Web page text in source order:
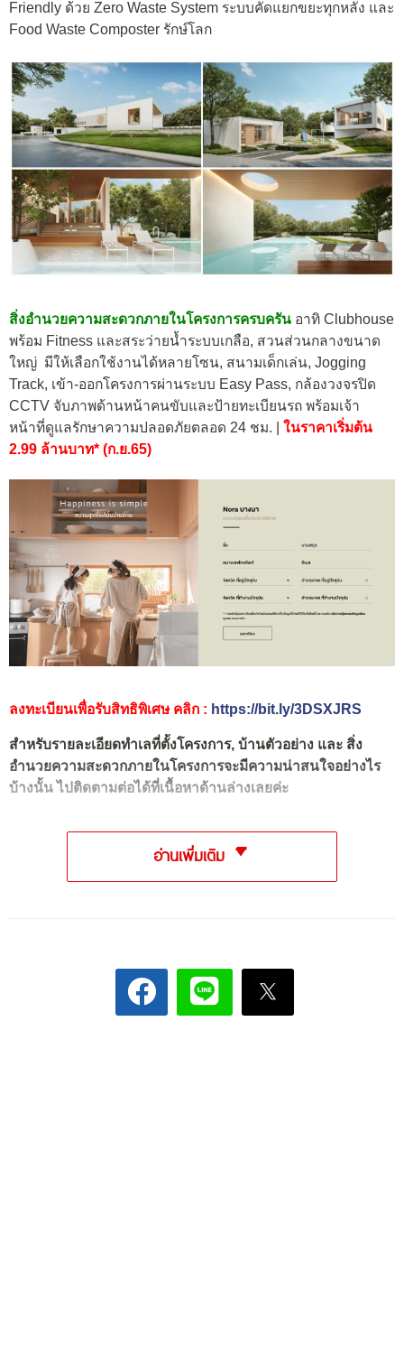
Friendly ด้วย Zero Waste System ระบบคัดแยกขยะทุกหลัง และ
Food Waste Composter รักษ์โลก
สิ่งอำนวยความสะดวกภายในโครงการครบครัน อาทิ Clubhouse
พร้อม Fitness และสระว่ายน้ำระบบเกลือ, สวนส่วนกลางขนาด
ใหญ่ มีให้เลือกใช้งานได้หลายโซน, สนามเด็กเล่น, Jogging
Track, เข้า-ออกโครงการผ่านระบบ Easy Pass, กล้องวงจรปิด
CCTV จับภาพด้านหน้าคนขับและป้ายทะเบียนรถ พร้อมเจ้า
หน้าที่ดูแลรักษาความปลอดภัยตลอด 24 ชม. | ในราคาเริ่มต้น
2.99 ล้านบาท* (ก.ย.65)
ลงทะเบียนเพื่อรับสิทธิพิเศษ คลิก : https://bit.ly/3DSXJRS
สำหรับรายละเอียดทำเลที่ตั้งโครงการ, บ้านตัวอย่าง และ สิ่ง
อำนวยความสะดวกภายในโครงการจะมีความน่าสนใจอย่างไร
บ้างนั้น ไปติดตามต่อได้ที่เนื้อหาด้านล่างเลยค่ะ
อ่านเพิ่มเติม